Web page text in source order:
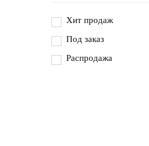
Хит продаж
Под заказ
Распродажа